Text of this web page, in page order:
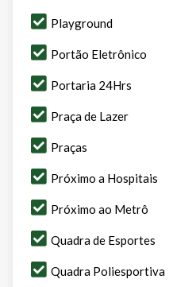
Playground
Portão Eletrônico
Portaria 24Hrs
Praça de Lazer
Praças
Próximo a Hospitais
Próximo ao Metrô
Quadra de Esportes
Quadra Poliesportiva